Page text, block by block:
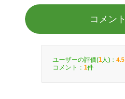
コメント
ユーザーの評価(1 人)： 4.5
コメント： 1件